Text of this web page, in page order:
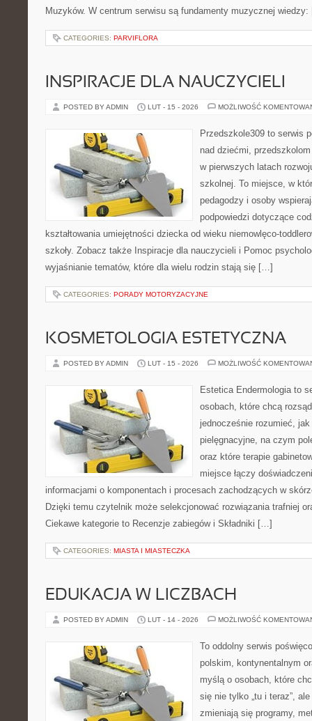
Muzyków. W centrum serwisu są fundamenty muzycznej
CATEGORIES: PARVIFLORA
INSPIRACJE DLA NAUCZYCIELI
POSTED BY ADMIN LUT - 15 - 2026 MOŻLIWOŚĆ
Przedszkole309 to serwis
nad dziećmi,
w pierwszych latach
szkolnej. To miejsce, w
pedagodzy i osoby
podpowiedzi dotyczące
kształtowania umiejętności dziecka od wieku niemowlęco-
szkoły. Zobacz także Inspiracje dla nauczycieli i Pomoc
wyjaśnianie tematów, które dla wielu rodzin stają się […]
CATEGORIES: PORADY MOTORYZACYJNE
KOSMETOLOGIA ESTETYCZNA
POSTED BY ADMIN LUT - 15 - 2026 MOŻLIWOŚĆ
Estetica Endermologia to
osobach, które chcą
jednocześnie rozumieć, jak
pielęgnacyjne, na czym
oraz które terapie
miejsce łączy
informacjami o komponentach i procesach zachodzących w
Dzięki temu czytelnik może selekcjonować rozwiązania trafniej
Ciekawe kategorie to Recenzje zabiegów i Składniki […]
CATEGORIES: MIASTA I MIASTECZKA
EDUKACJA W LICZBACH
POSTED BY ADMIN LUT - 14 - 2026 MOŻLIWOŚĆ
To oddolny serwis
polskim, kontynentalnym
myślą o osobach, które
się nie tylko „tu i teraz”,
zmieniają się programy,